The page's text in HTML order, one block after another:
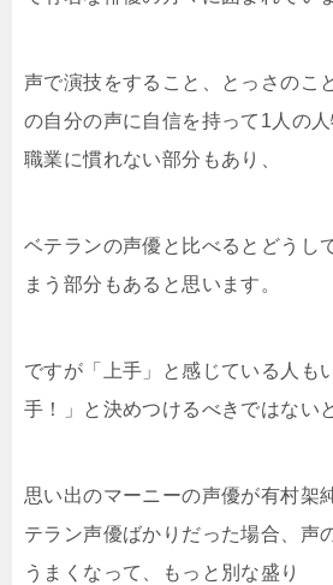
声で演技をすること、とっさのこ
の自分の声に自信を持って1人の
職業に慣れない部分もあり、
ベテランの声優と比べるとどうし
まう部分もあると思います。
ですが「上手」と感じている人も
手！」と決めつけるべきではない
思い出のマーニーの声優が有村架
テラン声優ばかりだった場合、声
うまくなって、もっと別な盛り